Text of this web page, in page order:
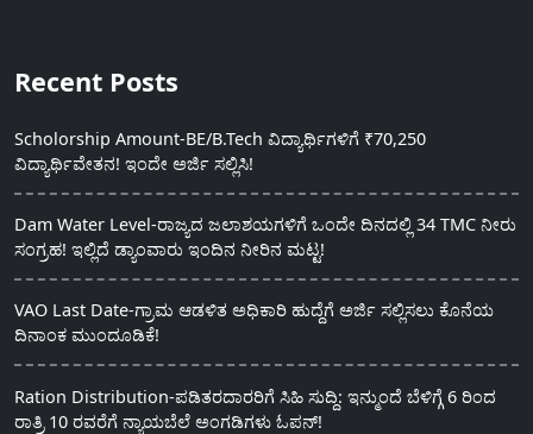
Recent Posts
Scholorship Amount-BE/B.Tech ವಿದ್ಯಾರ್ಥಿಗಳಿಗೆ ₹70,250
ವಿದ್ಯಾರ್ಥಿವೇತನ! ಇಂದೇ ಅರ್ಜಿ ಸಲ್ಲಿಸಿ!
Dam Water Level-ರಾಜ್ಯದ ಜಲಾಶಯಗಳಿಗೆ ಒಂದೇ ದಿನದಲ್ಲಿ 34 TMC ನೀರು
ಸಂಗ್ರಹ! ಇಲ್ಲಿದೆ ಡ್ಯಾಂವಾರು ಇಂದಿನ ನೀರಿನ ಮಟ್ಟ!
VAO Last Date-ಗ್ರಾಮ ಆಡಳಿತ ಅಧಿಕಾರಿ ಹುದ್ದೆಗೆ ಅರ್ಜಿ ಸಲ್ಲಿಸಲು ಕೊನೆಯ
ದಿನಾಂಕ ಮುಂದೂಡಿಕೆ!
Ration Distribution-ಪಡಿತರದಾರರಿಗೆ ಸಿಹಿ ಸುದ್ದಿ: ಇನ್ಮುಂದೆ ಬೆಳಿಗ್ಗೆ 6 ರಿಂದ
ರಾತ್ರಿ 10 ರವರೆಗೆ ನ್ಯಾಯಬೆಲೆ ಅಂಗಡಿಗಳು ಓಪನ್!